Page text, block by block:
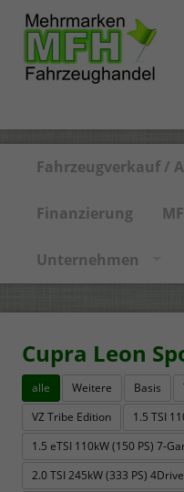
Fahrzeugverkauf /
Finanzierung
Unternehmen
Cupra Leon
alle Weitere Basis
VZ Tribe Edition
1.5 TSI
1.5 eTSI 110kW (150 PS) 7-
2.0 TSI 245kW (333 PS)